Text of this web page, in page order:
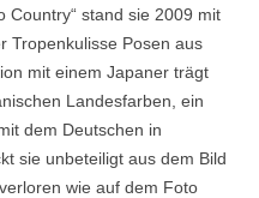
Country“ stand sie 2009 mit
Tropenkulisse Posen aus
mit einem Japaner trägt
Landesfarben, ein
dem Deutschen in
sie unbeteiligt aus dem Bild
wie auf dem Foto